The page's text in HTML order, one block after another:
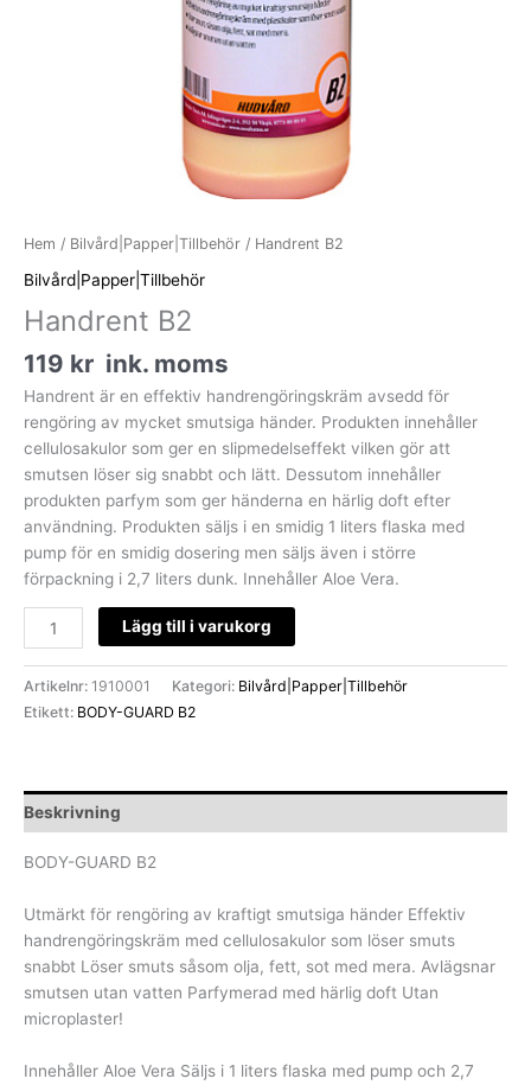
Hem / Bilvård|Papper|Tillbehör / Handrent B2
Bilvård|Papper|Tillbehör
Handrent B2
119 kr ink. moms
Handrent är en effektiv handrengöringskräm avsedd för
rengöring av mycket smutsiga händer. Produkten innehåller
cellulosakulor som ger en slipmedelseffekt vilken gör att
smutsen löser sig snabbt och lätt. Dessutom innehåller
produkten parfym som ger händerna en härlig doft efter
användning. Produkten säljs i en smidig 1 liters flaska med
pump för en smidig dosering men säljs även i större
förpackning i 2,7 liters dunk. Innehåller Aloe Vera.
Lägg till i varukorg
Artikelnr: 1910001 Kategori: Bilvård|Papper|Tillbehör
Etikett: BODY-GUARD B2
Beskrivning
BODY-GUARD B2
Utmärkt för rengöring av kraftigt smutsiga händer Effektiv
handrengöringskräm med cellulosakulor som löser smuts
snabbt Löser smuts såsom olja, fett, sot med mera. Avlägsnar
smutsen utan vatten Parfymerad med härlig doft Utan
microplaster!
Innehåller Aloe Vera Säljs i 1 liters flaska med pump och 2,7